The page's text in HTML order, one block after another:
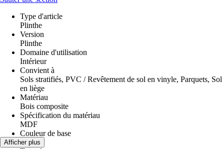
Type d'article
Plinthe
Version
Plinthe
Domaine d'utilisation
Intérieur
Convient à
Sols stratifiés, PVC / Revêtement de sol en vinyle, Parquets, Sol
en liège
Matériau
Bois composite
Spécification du matériau
MDF
Couleur de base
Bois
Afficher plus